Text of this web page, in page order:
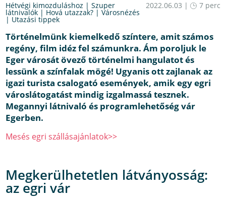
Hétvégi kimozduláshoz |Szuper
látnivalók | Hová utazzak? |Városnézés
| Utazási tippek
2022.06.03 | 7 perc
Történelmünk kiemelkedő színtere, amit számos
regény, film idéz fel számunkra. Ám poroljuk le
Eger városát övező történelmi hangulatot és
lessünk a színfalak mögé! Ugyanis ott zajlanak az
igazi turista csalogató események, amik egy egri
városlátogatást mindig izgalmassá tesznek.
Megannyi látnivaló és programlehetőség vár
Egerben.
Mesés egri szállásajánlatok>>
Megkerülhetetlen látványosság:
az egri vár